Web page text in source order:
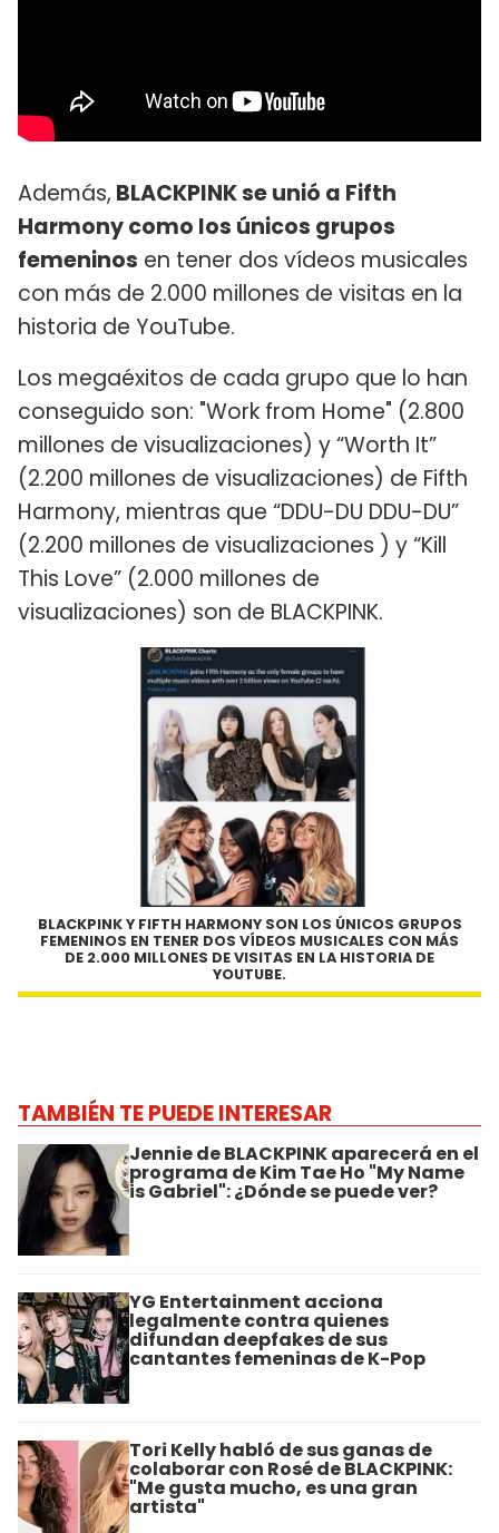
Además, BLACKPINK se unió a Fifth
Harmony como los únicos grupos
femeninos en tener dos vídeos musicales
con más de 2.000 millones de visitas en la
historia de YouTube.
Los megaéxitos de cada grupo que lo han
conseguido son: "Work from Home" (2.800
millones de visualizaciones) y “Worth It”
(2.200 millones de visualizaciones) de Fifth
Harmony, mientras que “DDU-DU DDU-DU”
(2.200 millones de visualizaciones ) y “Kill
This Love” (2.000 millones de
visualizaciones) son de BLACKPINK.
BLACKPINK Y FIFTH HARMONY SON LOS ÚNICOS GRUPOS
FEMENINOS EN TENER DOS VÍDEOS MUSICALES CON MÁS
DE 2.000 MILLONES DE VISITAS EN LA HISTORIA DE
YOUTUBE.
TAMBIÉN TE PUEDE INTERESAR
Jennie de BLACKPINK aparecerá en el
programa de Kim Tae Ho "My Name
is Gabriel": ¿Dónde se puede ver?
YG Entertainment acciona
legalmente contra quienes
difundan deepfakes de sus
cantantes femeninas de K-Pop
Tori Kelly habló de sus ganas de
colaborar con Rosé de BLACKPINK:
"Me gusta mucho, es una gran
artista"